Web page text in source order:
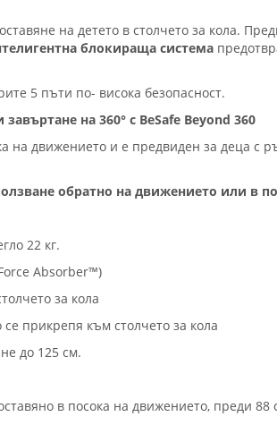
на детето в столчето за кола.
блокираща система
5 пъти по- висока безопасност.
на 360° с BeSafe Beyond 360
на движението и е предвиден за деца с
обратно на движението или в
22 кг.
Absorber™)
за кола
прикрепя към столчето за кола
до 125 см.
в посока на движението, преди 88